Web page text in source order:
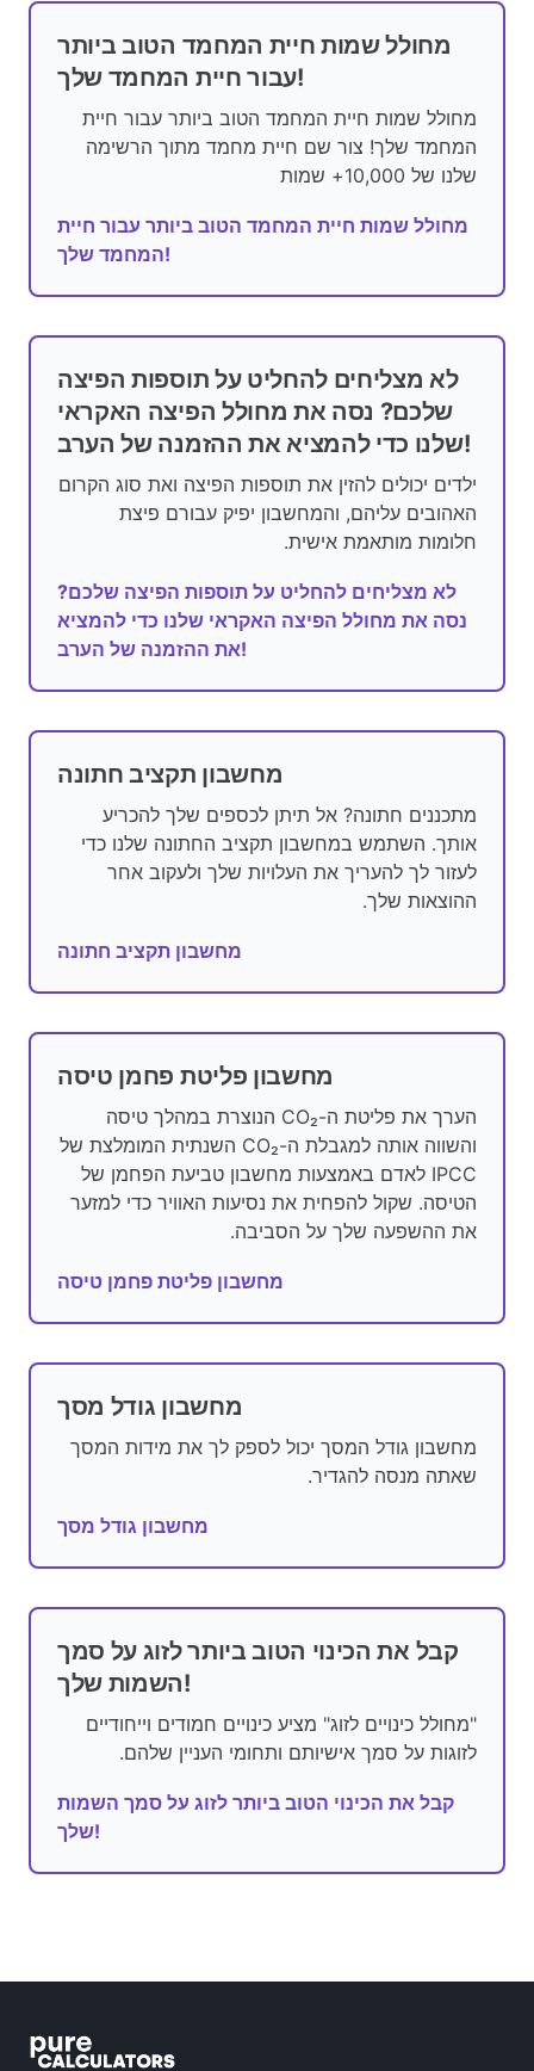
מחולל שמות חיית המחמד הטוב ביותר
עבור חיית המחמד שלך!
מחולל שמות חיית המחמד הטוב ביותר עבור חיית
המחמד שלך! צור שם חיית מחמד מתוך הרשימה
שלנו של 10,000+ שמות
מחולל שמות חיית המחמד הטוב ביותר עבור חיית
המחמד שלך!
לא מצליחים להחליט על תוספות הפיצה
שלכם? נסה את מחולל הפיצה האקראי
שלנו כדי להמציא את ההזמנה של הערב!
ילדים יכולים להזין את תוספות הפיצה ואת סוג הקרום
האהובים עליהם, והמחשבון יפיק עבורם פיצת
חלומות מותאמת אישית.
לא מצליחים להחליט על תוספות הפיצה שלכם?
נסה את מחולל הפיצה האקראי שלנו כדי להמציא
את ההזמנה של הערב!
מחשבון תקציב חתונה
מתכננים חתונה? אל תיתן לכספים שלך להכריע
אותך. השתמש במחשבון תקציב החתונה שלנו כדי
לעזור לך להעריך את העלויות שלך ולעקוב אחר
ההוצאות שלך.
מחשבון תקציב חתונה
מחשבון פליטת פחמן טיסה
הערך את פליטת ה-CO₂ הנוצרת במהלך טיסה
והשווה אותה למגבלת ה-CO₂ השנתית המומלצת של
IPCC לאדם באמצעות מחשבון טביעת הפחמן של
הטיסה. שקול להפחית את נסיעות האוויר כדי למזער
את ההשפעה שלך על הסביבה.
מחשבון פליטת פחמן טיסה
מחשבון גודל מסך
מחשבון גודל המסך יכול לספק לך את מידות המסך
שאתה מנסה להגדיר.
מחשבון גודל מסך
קבל את הכינוי הטוב ביותר לזוג על סמך
השמות שלך!
"מחולל כינויים לזוג" מציע כינויים חמודים וייחודיים
לזוגות על סמך אישיותם ותחומי העניין שלהם.
קבל את הכינוי הטוב ביותר לזוג על סמך השמות
שלך!